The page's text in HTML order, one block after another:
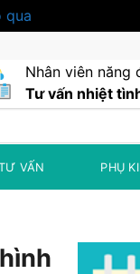
qua
Nhân viên năng
Tư vấn nhiệt
VẤN PHỤ